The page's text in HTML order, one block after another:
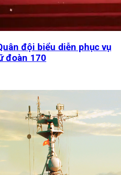
đội biểu diễn phục vụ
đoàn 170